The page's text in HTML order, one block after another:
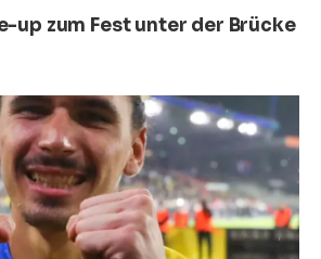
up zum Fest unter der Brücke